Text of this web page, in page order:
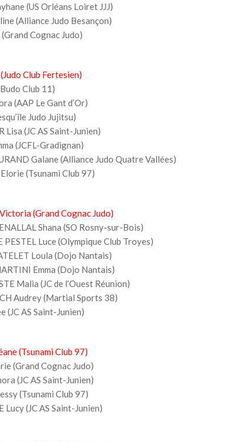
(US Orléans Loiret JJJ)
(Alliance Judo Besançon)
Cognac Judo)
Club Fertesien)
Club 11)
(AAP Le Gant d’Or)
Judo Jujitsu)
Lisa (JC AS Saint-Junien)
(JCFL-Gradignan)
Galane (Alliance Judo Quatre Vallées)
(Tsunami Club 97)
(Grand Cognac Judo)
Shana (SO Rosny-sur-Bois)
PESTEL Luce (Olympique Club Troyes)
Loula (Dojo Nantais)
Emma (Dojo Nantais)
Malia (JC de l’Ouest Réunion)
Audrey (Martial Sports 38)
(JC AS Saint-Junien)
(Tsunami Club 97)
(Grand Cognac Judo)
(JC AS Saint-Junien)
(Tsunami Club 97)
Lucy (JC AS Saint-Junien)